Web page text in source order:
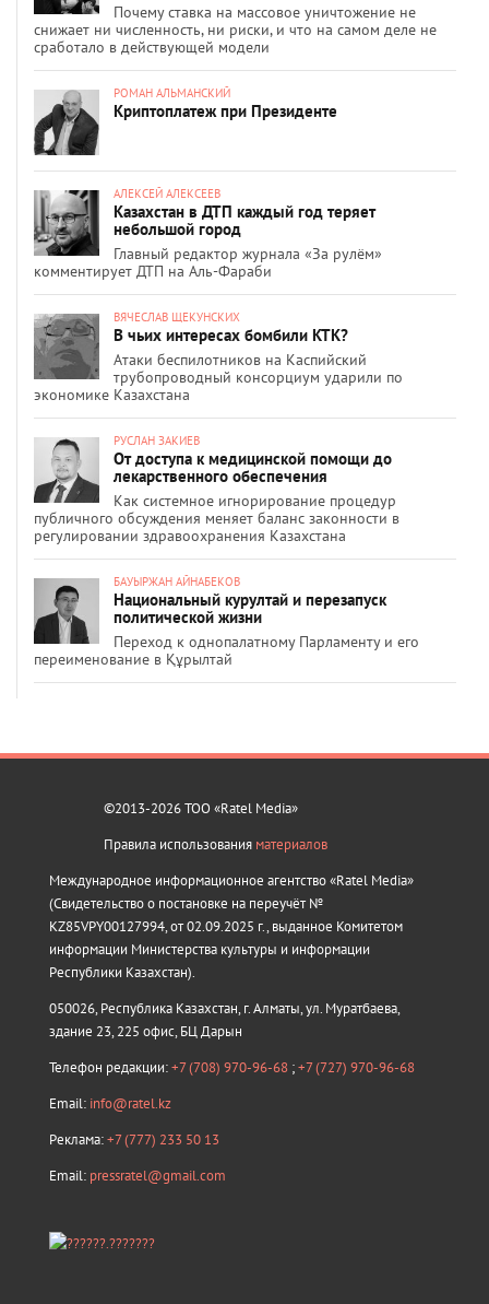
Почему ставка на массовое уничтожение не
снижает ни численность, ни риски, и что на самом деле не
сработало в действующей модели
РОМАН АЛЬМАНСКИЙ
Криптоплатеж при Президенте
АЛЕКСЕЙ АЛЕКСЕЕВ
Казахстан в ДТП каждый год теряет
небольшой город
Главный редактор журнала «За рулём»
комментирует ДТП на Аль-Фараби
ВЯЧЕСЛАВ ЩЕКУНСКИХ
В чьих интересах бомбили КТК?
Атаки беспилотников на Каспийский
трубопроводный консорциум ударили по
экономике Казахстана
РУСЛАН ЗАКИЕВ
От доступа к медицинской помощи до
лекарственного обеспечения
Как системное игнорирование процедур
публичного обсуждения меняет баланс законности в
регулировании здравоохранения Казахстана
БАУЫРЖАН АЙНАБЕКОВ
Национальный курултай и перезапуск
политической жизни
Переход к однопалатному Парламенту и его
переименование в Құрылтай
©2013-2026 ТОО «Ratel Media»
Правила использования материалов
Международное информационное агентство «Ratel Media»
(Свидетельство о постановке на переучёт №
KZ85VPY00127994, от 02.09.2025 г., выданное Комитетом
информации Министерства культуры и информации
Республики Казахстан).
050026, Республика Казахстан, г. Алматы, ул. Муратбаева,
здание 23, 225 офис, БЦ Дарын
Телефон редакции:+7 (708) 970-96-68 ;+7 (727) 970-96-68
Email: info@ratel.kz
Реклама:+7 (777) 233 50 13
Email: pressratel@gmail.com